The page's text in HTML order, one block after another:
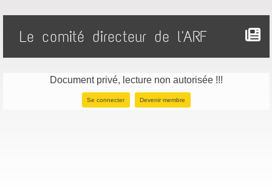
Le comité directeur de l'ARF
Document privé, lecture non autorisée !!!
Se connecter Devenir membre